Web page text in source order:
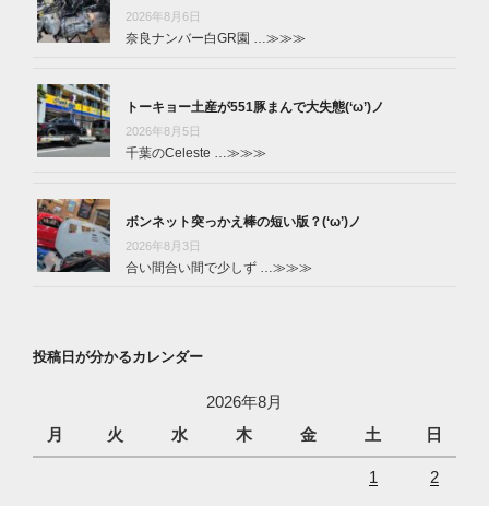
2026年8月6日
奈良ナンバー白GR園 … ≫≫≫
トーキョー土産が551豚まんで大失態(‘ω’)ノ
2026年8月5日
千葉のCeleste … ≫≫≫
ボンネット突っかえ棒の短い版？(‘ω’)ノ
2026年8月3日
合い間合い間で少しず … ≫≫≫
投稿日が分かるカレンダー
2026年8月
月
火 水 木 金 土 日
1 2